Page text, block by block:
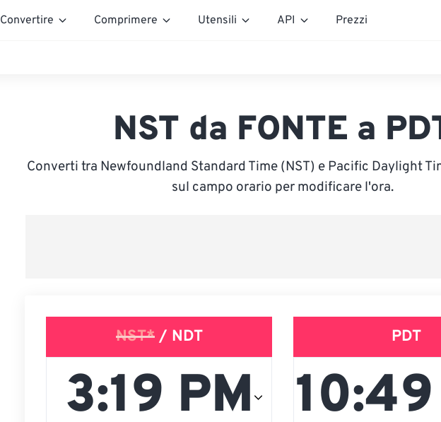
Convertire Comprimere Utensili API Prezzi
NST da FONTE a
Converti tra Newfoundland Standard Time (NST) e Pacific Daylight
sul campo orario per modificare l'ora.
NST*/ NDT PDT